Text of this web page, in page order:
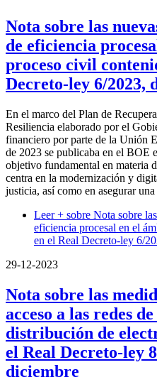
Nota sobre las
de eficiencia
proceso civil
Decreto-ley 6/2023,
En el marco del Plan de
Resiliencia elaborado por el
financiero por parte de la Unión
de 2023 se publicaba en el BOE
objetivo fundamental en materia
centra en la modernización y
justicia, así como en asegurar
Leer + sobre Nota sobre
eficiencia procesal en el
en el Real Decreto-ley 6/
29-12-2023
Nota sobre las
acceso a las redes
distribución de
el Real Decreto-ley
diciembre